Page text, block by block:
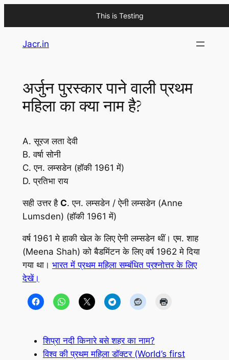
This is Testing
Jacr.in
अर्जुन पुरस्कार पाने वाली प्रथम
महिला का क्या नाम है?
A. सूरज लता देवी
B. वर्षा सोनी
C. एन. लम्सडेन (हॉकी 1961 में)
D. प्रतिभा राय
सही उत्तर है C. एन. लम्सडेन / ऐनी लम्सडेन (Anne
Lumsden) (हॉकी 1961 में)
वर्ष 1961 मे हाकी खेल के लिए ऐनी लम्सडेन थीं। एम. शाह
(Meena Shah) को बैडमिंटन के लिए वर्ष 1962 मे दिया
गया था। भारत में प्रथम महिला सम्बंधित प्रश्नोत्तर के लिए
देखें।
शिप्रा नदी किनारे बसे शहर का नाम?
विश्व की प्रथम महिला डॉक्टर (World’s first